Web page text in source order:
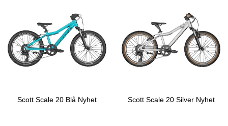
Scott Scale 20 Blå Nyhet Scott Scale 20 Silver Nyhet